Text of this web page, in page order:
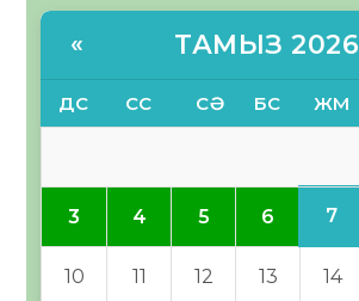
« ТАМЫЗ 2026
ДС СС СӘ БС ЖМ
3 4 5 6 7
10 11 12 13 14